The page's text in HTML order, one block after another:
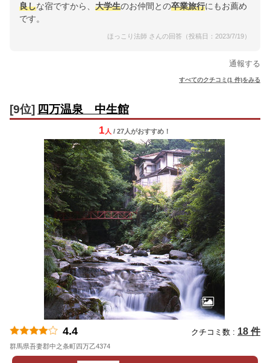
良しな宿ですから、 大学生のお仲間との卒業旅行にもお薦め
です。
ほっこり法師 さんの回答（投稿日：2023/7/19）
通報する
すべてのクチコミ(1 件)をみる
[9位] 四万温泉 中生館
1 人 / 27人がおすすめ！
4.4 クチコミ数 : 18 件
群馬県吾妻郡中之条町四万乙4374